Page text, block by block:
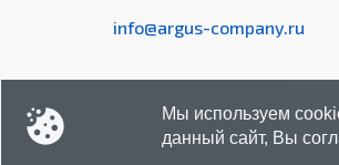
info@argus-company.ru
Мы используем
данный сайт, Вы